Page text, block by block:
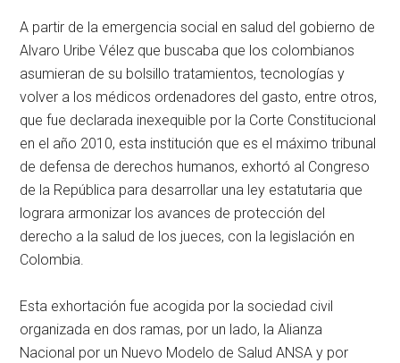
A partir de la emergencia social en salud del gobierno de
Alvaro Uribe Vélez que buscaba que los colombianos
asumieran de su bolsillo tratamientos, tecnologías y
volver a los médicos ordenadores del gasto, entre otros,
que fue declarada inexequible por la Corte Constitucional
en el año 2010, esta institución que es el máximo tribunal
de defensa de derechos humanos, exhortó al Congreso
de la República para desarrollar una ley estatutaria que
lograra armonizar los avances de protección del
derecho a la salud de los jueces, con la legislación en
Colombia.
Esta exhortación fue acogida por la sociedad civil
organizada en dos ramas, por un lado, la Alianza
Nacional por un Nuevo Modelo de Salud ANSA y por